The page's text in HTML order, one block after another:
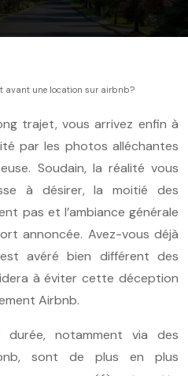
avant une location sur airbnb?
trajet, vous arrivez enfin à
par les photos alléchantes
Soudain, la réalité vous
à désirer, la moitié des
pas et l’ambiance générale
annoncée. Avez-vous déjà
avéré bien différent des
à éviter cette déception
Airbnb.
notamment via des
sont de plus en plus